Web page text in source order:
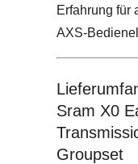
Erfahrung für
AXS-
Sram X0
Groupset